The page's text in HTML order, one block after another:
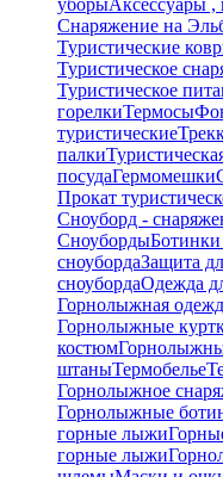
уборыАксессуары ,
Снаряжение на
Туристические
Туристическое
Туристическое
горелкиТермосы
туристические
палки
посудаГермомешки
Прокат
Сноуборд -
СноубордыБотинки
сноубордаЗащита
сноубордаОдежда
Горнолыжная
Горнолыжные
костюм
штаныТермобелье
Горнолыжное
Горнолыжные
горные лыжи
горные лыжи